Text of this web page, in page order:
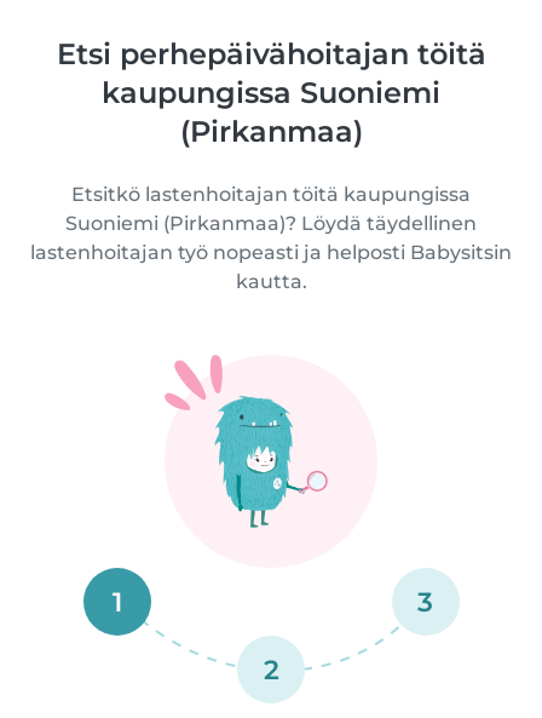
Etsi perhepäivähoitajan töitä
kaupungissa Suoniemi
(Pirkanmaa)
Etsitkö lastenhoitajan töitä kaupungissa
Suoniemi (Pirkanmaa)? Löydä täydellinen
lastenhoitajan työ nopeasti ja helposti Babysitsin
kautta.
1
2
3